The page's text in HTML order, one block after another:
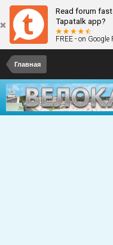
Read forum
Tapatalk app?
FREE - on Google
Главная